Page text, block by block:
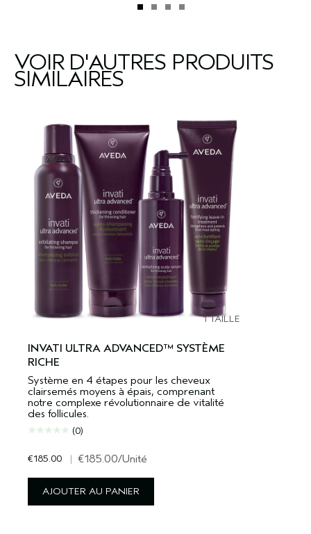
VOIR D'AUTRES PRODUITS
SIMILAIRES
1 TAILLE
INVATI ULTRA ADVANCED™ SYSTÈME
RICHE
Système en 4 étapes pour les cheveux
clairsemés moyens à épais, comprenant
notre complexe révolutionnaire de vitalité
des follicules.
(0)
€185.00 | €185.00/Unité
AJOUTER AU PANIER